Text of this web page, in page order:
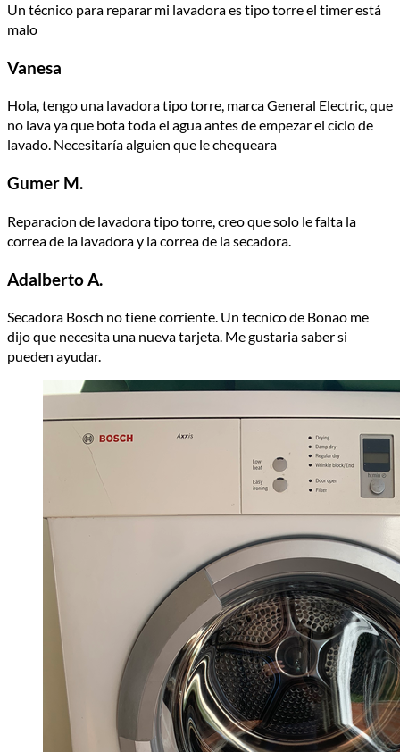
Un técnico para reparar mi lavadora es tipo torre el timer está
malo
Vanesa
Hola, tengo una lavadora tipo torre, marca General Electric, que
no lava ya que bota toda el agua antes de empezar el ciclo de
lavado. Necesitaría alguien que le chequeara
Gumer M.
Reparacion de lavadora tipo torre, creo que solo le falta la
correa de la lavadora y la correa de la secadora.
Adalberto A.
Secadora Bosch no tiene corriente. Un tecnico de Bonao me
dijo que necesita una nueva tarjeta. Me gustaria saber si
pueden ayudar.